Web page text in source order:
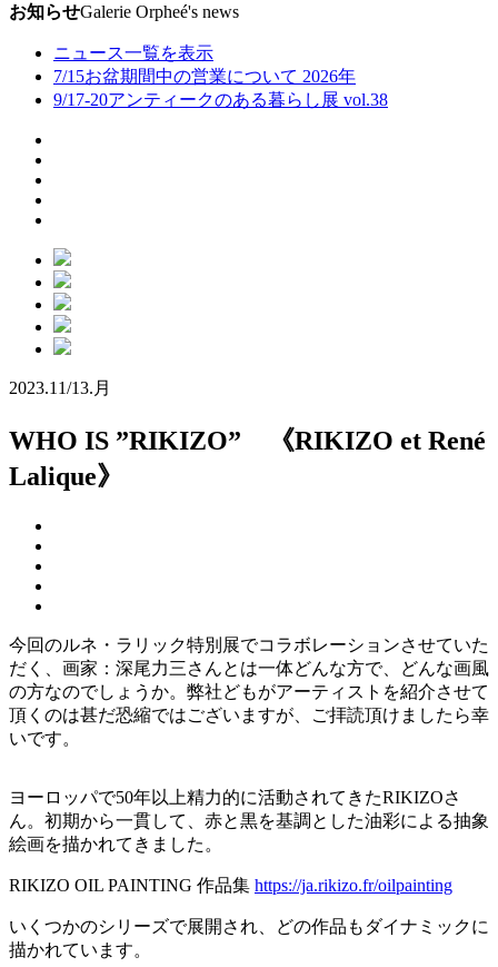
お知らせGalerie Orpheé's news
ニュース一覧を表示
7/15お盆期間中の営業について 2026年
9/17-20アンティークのある暮らし展 vol.38
2023.11/13. 月
WHO IS ”RIKIZO” 《RIKIZO et René
Lalique》
今回のルネ・ラリック特別展でコラボレーションさせていた
だく、画家：深尾力三さんとは一体どんな方で、どんな画風
の方なのでしょうか。弊社どもがアーティストを紹介させて
頂くのは甚だ恐縮ではございますが、ご拝読頂けましたら幸
いです。
ヨーロッパで50年以上精力的に活動されてきたRIKIZOさ
ん。初期から一貫して、赤と黒を基調とした油彩による抽象
絵画を描かれてきました。
RIKIZO OIL PAINTING 作品集 https://ja.rikizo.fr/oilpainting
いくつかのシリーズで展開され、どの作品もダイナミックに
描かれています。